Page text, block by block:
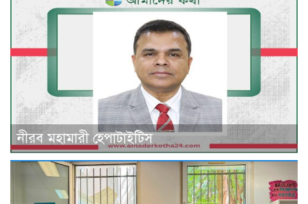
নীরব মহামারী হেপাটাইটিস